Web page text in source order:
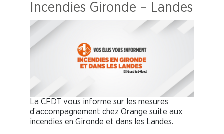
Incendies Gironde – Landes
La CFDT vous informe sur les mesures
d’accompagnement chez Orange suite aux
incendies en Gironde et dans les Landes.